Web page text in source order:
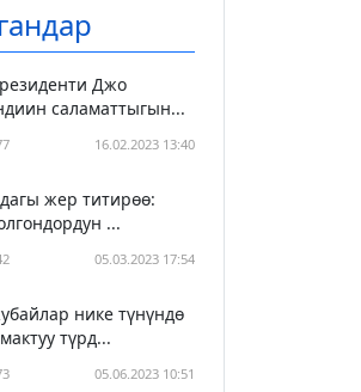
Джо
саламаттыгын...
16.02.2023 13:40
жер титирөө:
...
05.03.2023 17:54
нике түнүндө
түрд...
05.06.2023 10:51